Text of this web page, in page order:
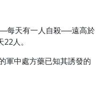
每天有一人自殺──遠高於
人。
軍中處方藥已知其誘發的